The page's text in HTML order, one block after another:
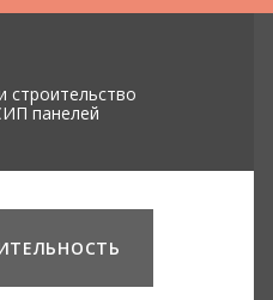
строительство
панелей